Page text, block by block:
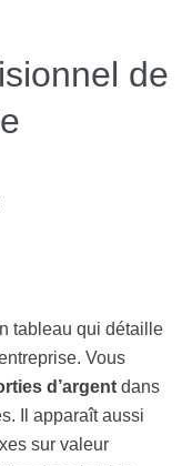
de
tableau qui détaille
Vous
d’argent dans
Il apparaît aussi
sur valeur